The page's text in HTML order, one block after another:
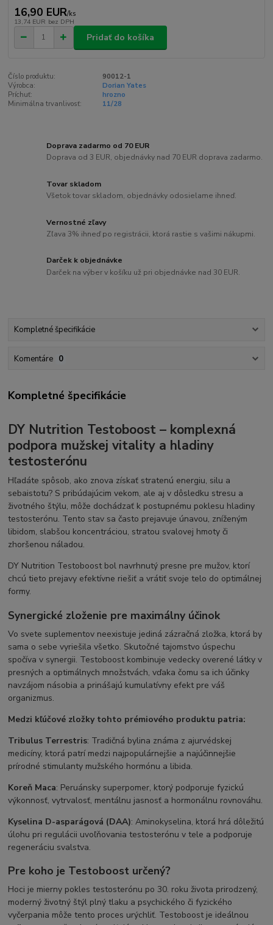
16,90 EUR/ks
13,74 EUR bez DPH
Pridať do košíka
Číslo produktu:
90012-1
Výrobca:
Dorian Yates
Príchuť:
hrozno
Minimálna trvanlivosť:
11/28
Doprava zadarmo od 70 EUR
Doprava od 3 EUR, objednávky nad 70 EUR doprava zadarmo.
Tovar skladom
Všetok tovar skladom, objednávky odosielame ihneď.
Vernostné zľavy
Zľava 3% ihneď po registrácii, ktorá rastie s vašimi nákupmi.
Darček k objednávke
Darček na výber v košíku už pri objednávke nad 30 EUR.
Kompletné špecifikácie
Komentáre 0
Kompletné špecifikácie
DY Nutrition Testoboost – komplexná
podpora mužskej vitality a hladiny
testosterónu
Hľadáte spôsob, ako znova získať stratenú energiu, silu a
sebaistotu? S pribúdajúcim vekom, ale aj v dôsledku stresu a
životného štýlu, môže dochádzať k postupnému poklesu hladiny
testosterónu. Tento stav sa často prejavuje únavou, zníženým
libidom, slabšou koncentráciou, stratou svalovej hmoty či
zhoršenou náladou.
DY Nutrition Testoboost bol navrhnutý presne pre mužov, ktorí
chcú tieto prejavy efektívne riešiť a vrátiť svoje telo do optimálnej
formy.
Synergické zloženie pre maximálny účinok
Vo svete suplementov neexistuje jediná zázračná zložka, ktorá by
sama o sebe vyriešila všetko. Skutočné tajomstvo úspechu
spočíva v synergii. Testoboost kombinuje vedecky overené látky v
presných a optimálnych množstvách, vďaka čomu sa ich účinky
navzájom násobia a prinášajú kumulatívny efekt pre váš
organizmus.
Medzi kľúčové zložky tohto prémiového produktu patria:
Tribulus Terrestris: Tradičná bylina známa z ajurvédskej
medicíny, ktorá patrí medzi najpopulárnejšie a najúčinnejšie
prírodné stimulanty mužského hormónu a libida.
Koreň Maca: Peruánsky superpomer, ktorý podporuje fyzickú
výkonnosť, vytrvalosť, mentálnu jasnosť a hormonálnu rovnováhu.
Kyselina D-asparágová (DAA): Aminokyselina, ktorá hrá dôležitú
úlohu pri regulácii uvoľňovania testosterónu v tele a podporuje
regeneráciu svalstva.
Pre koho je Testoboost určený?
Hoci je mierny pokles testosterónu po 30. roku života prirodzený,
moderný životný štýl plný tlaku a psychického či fyzického
vyčerpania môže tento proces urýchliť. Testoboost je ideálnou